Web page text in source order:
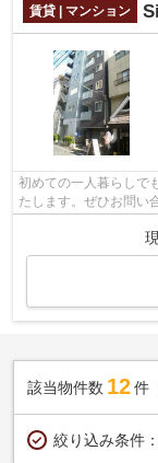
賃貸 | マンション
初めての一人暮らしで
たします。ぜひお問
該当物件数 12件
絞り込み条件：